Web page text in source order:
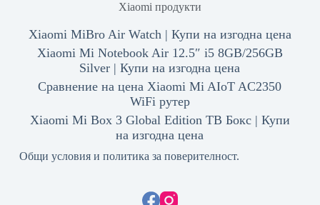
Xiaomi продукти
Xiaomi MiBro Air Watch | Купи на изгодна цена
Xiaomi Mi Notebook Air 12.5″ i5 8GB/256GB
Silver | Купи на изгодна цена
Сравнение на цена Xiaomi Mi AIoT AC2350
WiFi рутер
Xiaomi Mi Box 3 Global Edition ТВ Бокс | Купи
на изгодна цена
Общи условия и политика за поверителност.